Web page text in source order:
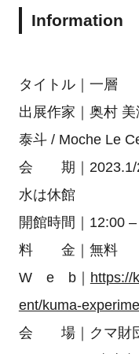
Information
タイトル｜一層
出展作家｜奥村
泰斗 / Moche Le
会 期｜2023.1/
水は休館
開館時間｜12:00
料 金｜無料
W e b｜
https://
ent/kuma-
会 場｜クマ財